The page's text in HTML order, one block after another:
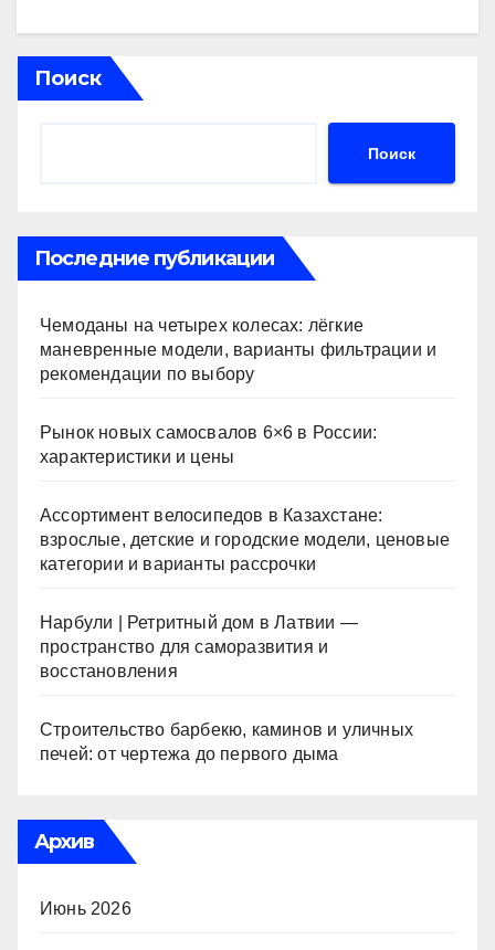
at
s
A
e
gr
a
er
n
ki
р
ть
Поиск
Поиск
Последние публикации
Чемоданы на четырех колесах: лёгкие
маневренные модели, варианты фильтрации и
рекомендации по выбору
Рынок новых самосвалов 6×6 в России:
характеристики и цены
Ассортимент велосипедов в Казахстане:
взрослые, детские и городские модели, ценовые
категории и варианты рассрочки
Нарбули | Ретритный дом в Латвии —
пространство для саморазвития и
восстановления
Строительство барбекю, каминов и уличных
печей: от чертежа до первого дыма
Архив
Июнь 2026